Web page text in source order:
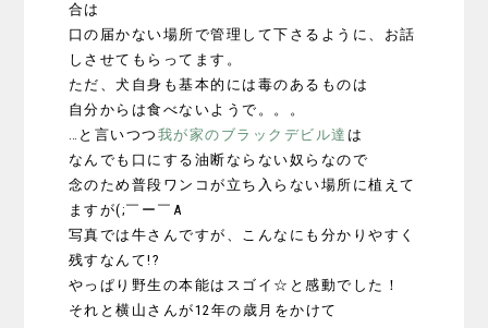
合は
口の届かない場所で管理して下さるように、お話
しさせてもらってます。
ただ、犬自身も基本的には毒のあるものは
自分からは食べないようで。。。
…と言いつつ 我が家のブラックデビル達 は
なんでも口にする油断ならない奴らなので
念のため普段ワンコが立ち入らない場所に植えて
ますが(;￣ー￣A
写真では牛さんですが、こんなにも分かりやすく
残すなんて!?
やっぱり野生の本能はスゴイ☆と感動でした！
それと横山さんが12年の歳月をかけて